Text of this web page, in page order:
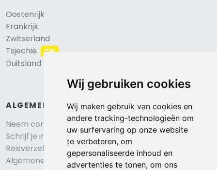
Wij gebruiken cookies
Wij maken gebruik van cookies en
andere tracking-technologieën om
uw surfervaring op onze website
te verbeteren, om
gepersonaliseerde inhoud en
advertenties te tonen, om ons
Oostenrijk
Frankrijk
Zwitserland
Tsjechië
TIP
Duitsland
ALGEMEEN
Neem contact op
Schrijf je in voor onze nieuwsbrief
Reisverzekering afsluiten
Algemene voorwaarden